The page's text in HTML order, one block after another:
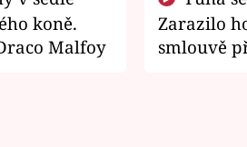
koně.
Malfoy
Zarazilo
smlouvě